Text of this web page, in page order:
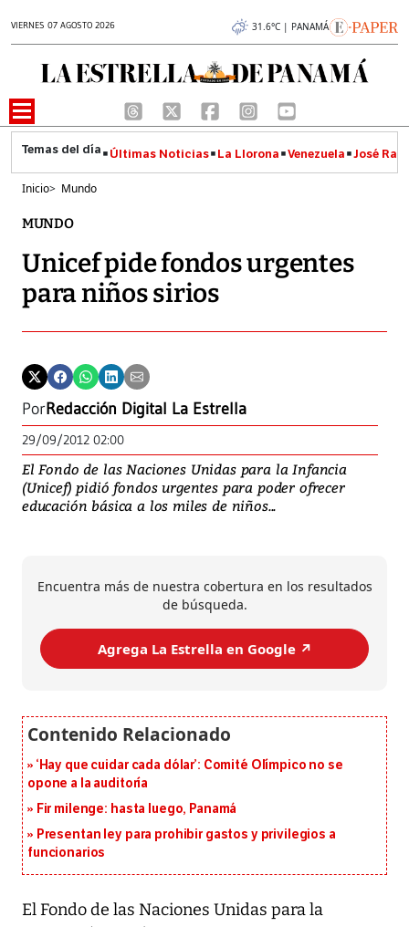
VIERNES 07 AGOSTO 2026 31.6°C | PANAMÁ
Últimas Noticias La Llorona Venezuela José
Inicio> Mundo
MUNDO
Unicef pide fondos urgentes
para niños sirios
PorRedacción Digital La Estrella
29/09/2012 02:00
El Fondo de las Naciones Unidas para la Infancia
(Unicef) pidió fondos urgentes para poder ofrecer
educación básica a los miles de niños...
Encuentra más de nuestra cobertura en los resultados
de búsqueda.
Agrega La Estrella en Google ↗️
‘Hay que cuidar cada dólar’: Comité Olímpico no se
opone a la auditoría
Fir milenge: hasta luego, Panamá
Presentan ley para prohibir gastos y privilegios a
funcionarios
El Fondo de las Naciones Unidas para la